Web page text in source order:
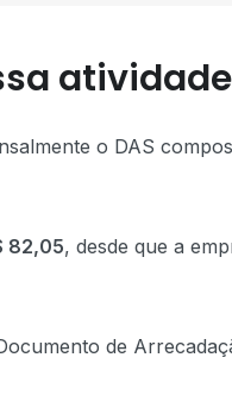
o DAS
82,05, desde que a
de